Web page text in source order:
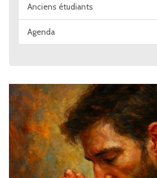
Anciens étudiants
Agenda